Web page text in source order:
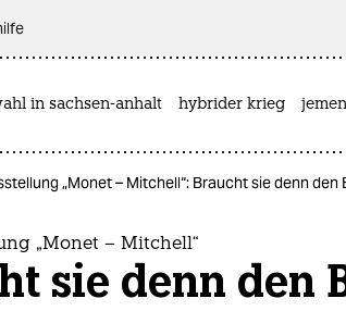
in sachsen-anhalt hybrider krieg jemen
„Monet – Mitchell“: Braucht sie denn den
„Monet – Mitchell“
sie denn den